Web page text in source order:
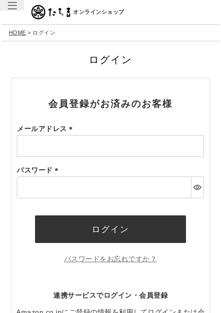
オンラインショップ
HOME ログイン
ログイン
会員登録がお済みのお客様
メールアドレス
須)
パスワード
須)
ログイン
パスワードをお忘れですか？
連携サービスでログイン・会員登録